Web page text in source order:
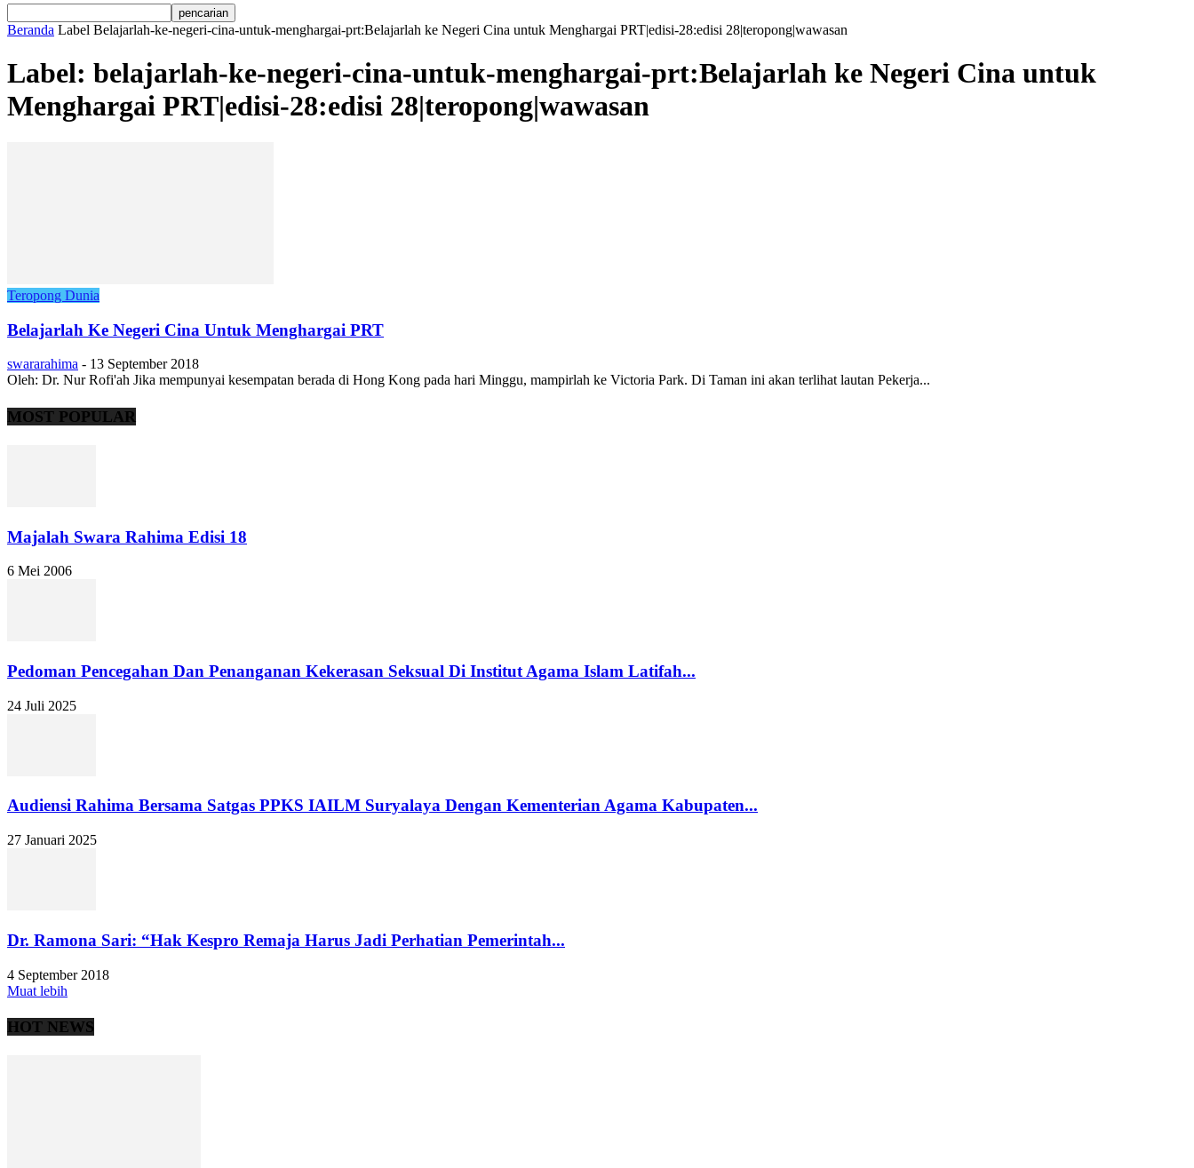
Beranda Label Belajarlah-ke-negeri-cina-untuk-menghargai-prt:Belajarlah ke Negeri Cina untuk Menghargai PRT|edisi-28:edisi 28|teropong|wawasan
Label: belajarlah-ke-negeri-cina-untuk-menghargai-prt:Belajarlah ke Negeri Cina untuk
Menghargai PRT|edisi-28:edisi 28|teropong|wawasan
Teropong Dunia
Belajarlah Ke Negeri Cina Untuk Menghargai PRT
swararahima - 13 September 2018
Oleh: Dr. Nur Rofi'ah Jika mempunyai kesempatan berada di Hong Kong pada hari Minggu, mampirlah ke Victoria Park. Di Taman ini akan terlihat lautan Pekerja...
MOST POPULAR
Majalah Swara Rahima Edisi 18
6 Mei 2006
Pedoman Pencegahan Dan Penanganan Kekerasan Seksual Di Institut Agama Islam Latifah...
24 Juli 2025
Audiensi Rahima Bersama Satgas PPKS IAILM Suryalaya Dengan Kementerian Agama Kabupaten...
27 Januari 2025
Dr. Ramona Sari: “Hak Kespro Remaja Harus Jadi Perhatian Pemerintah...
4 September 2018
Muat lebih
HOT NEWS